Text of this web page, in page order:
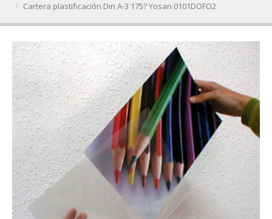
Cartera plastificación Din A-3 175? Yosan 0101DOFO2